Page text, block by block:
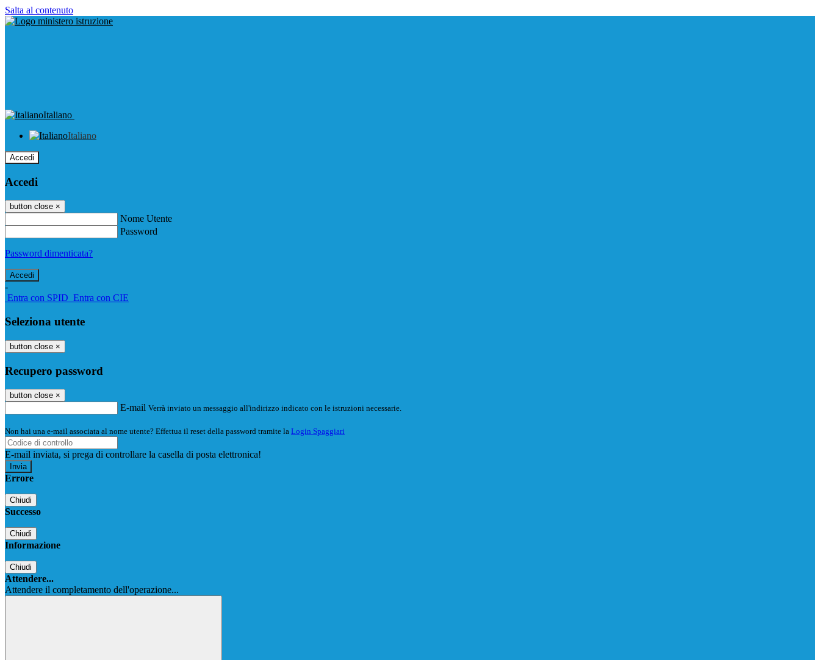
Salta al contenuto
Italiano
Italiano
Accedi
Accedi
button close ×
Nome Utente
Password
Password dimenticata?
-
Entra con SPID Entra con CIE
Seleziona utente
button close ×
Recupero password
button close ×
E-mail Verrà inviato un messaggio all'indirizzo indicato con le istruzioni necessarie.
Non hai una e-mail associata al nome utente? Effettua il reset della password tramite la Login Spaggiari
E-mail inviata, si prega di controllare la casella di posta elettronica!
Errore
Chiudi
Successo
Chiudi
Informazione
Chiudi
Attendere...
Attendere il completamento dell'operazione...